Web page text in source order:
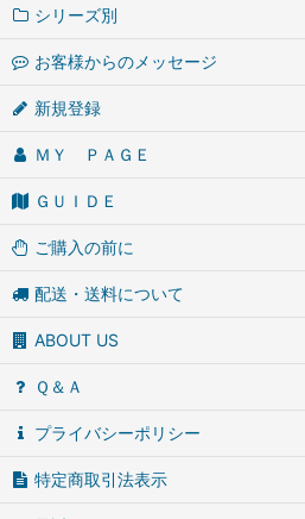
シリーズ別
お客様からのメッセージ
新規登録
ＭＹ ＰＡＧＥ
ＧＵＩＤＥ
ご購入の前に
配送・送料について
ABOUT US
Ｑ＆Ａ
プライバシーポリシー
特定商取引法表示